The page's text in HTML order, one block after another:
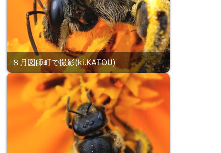
８月図師町で撮影(ki.KATOU)